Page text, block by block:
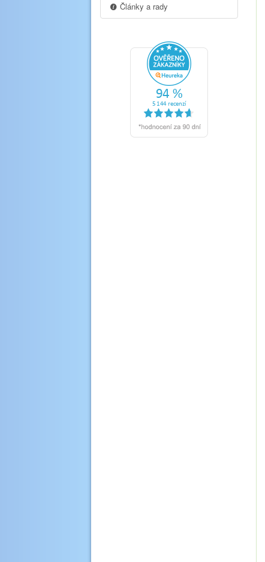
Články a rady